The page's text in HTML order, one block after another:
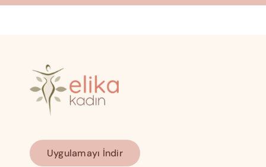
Uygulamayı İndir